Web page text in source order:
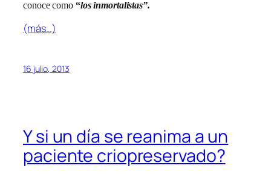
conoce como “los inmortalistas”.
(más…)
16 julio, 2013
Y si un día se reanima a un
paciente criopreservado?